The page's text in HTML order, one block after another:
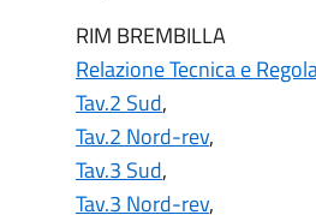
RIM BREMBILLA
Relazione Tecnica e
Tav.2 Sud,
Tav.2 Nord-rev,
Tav.3 Sud,
Tav.3 Nord-rev,